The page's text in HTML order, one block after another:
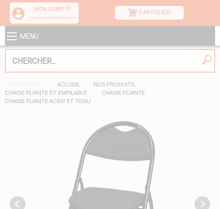
MON COMPTE
Inscription/Connexion
0 ARTICLE(S)
MENU
ACCUEIL
NOS PRODUITS
CHAISE PLIANTE ET EMPILABLE
CHAISE PLIANTE
CHAISE PLIANTE ACIER ET TISSU